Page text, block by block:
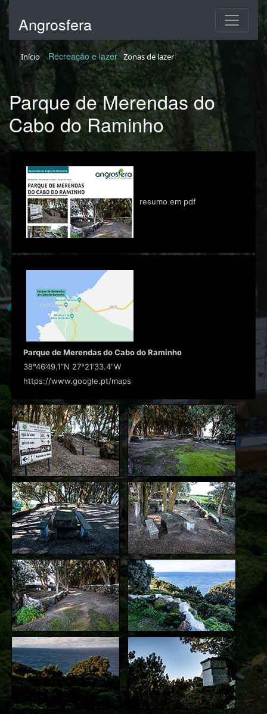
Angrosfera
Início Recreação e lazer Zonas de lazer
Parque de Merendas do
Cabo do Raminho
resumo em pdf
Parque de Merendas do Cabo do Raminho
38°46’49.1”N 27°21’33.4”W
https://www.google.pt/maps